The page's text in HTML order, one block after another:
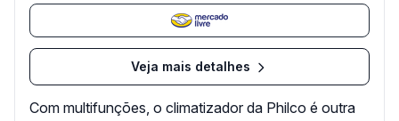
Veja mais detalhes
Com multifunções, o climatizador da Philco é outra